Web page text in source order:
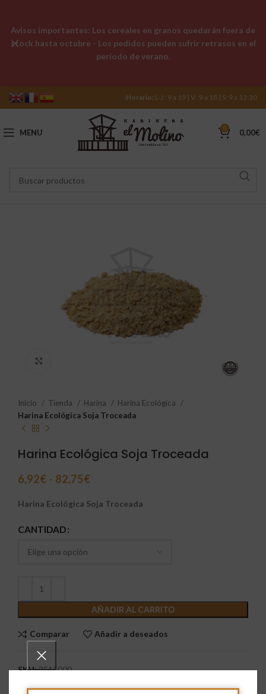
Horario: L-J: 9 a 19 | V: 9 a 18 | S: 9 a 13:30
MENU 0 0,00€
Inicio Tienda Harina
Harina Ecológica
Harina Ecológica Soja Troceada
Harina Ecológica Soja Troceada
6,92€ - 82,75€
Harina Ecológica Soja Troceada
CANTIDAD
AÑADIR AL CARRITO
Comparar Añadir a deseados
SKU:2515000
Categorías:Harina, Harina Ecológica, Pan casero
Avisos importantes: Los cereales en granos quedarán fuera de
stock hasta octubre - Los pedidos pueden sufrir retrasos en el
período de verano.